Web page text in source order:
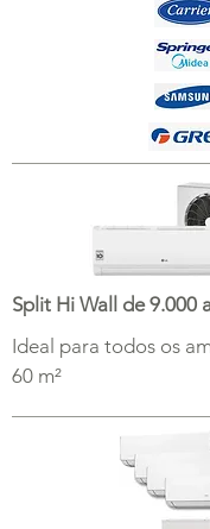
Split Hi Wall de 9.000
Ideal para todos os
60 m²